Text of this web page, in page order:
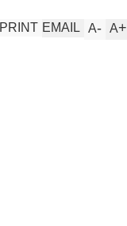
A+
A-
EMAIL
PRINT